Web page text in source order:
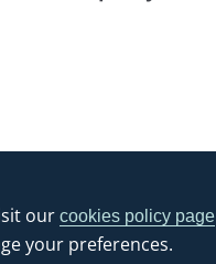
ourcookies policy page
your preferences.